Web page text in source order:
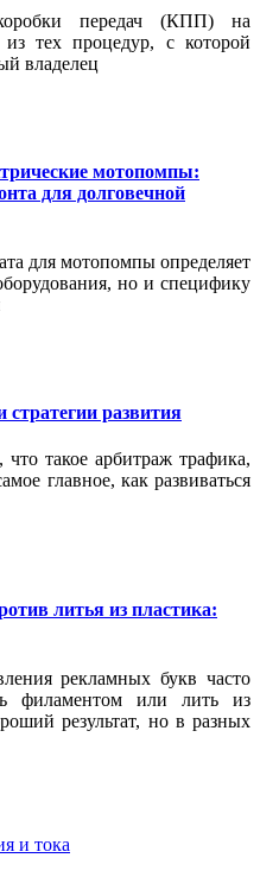
передач (КПП) на
тех процедур, с которой
владелец
мотопомпы:
для долговечной
для мотопомпы определяет
но и специфику
развития
такое арбитраж трафика,
главное, как развиваться
литья из пластика:
рекламных букв часто
филаментом или лить из
результат, но в разных
и тока